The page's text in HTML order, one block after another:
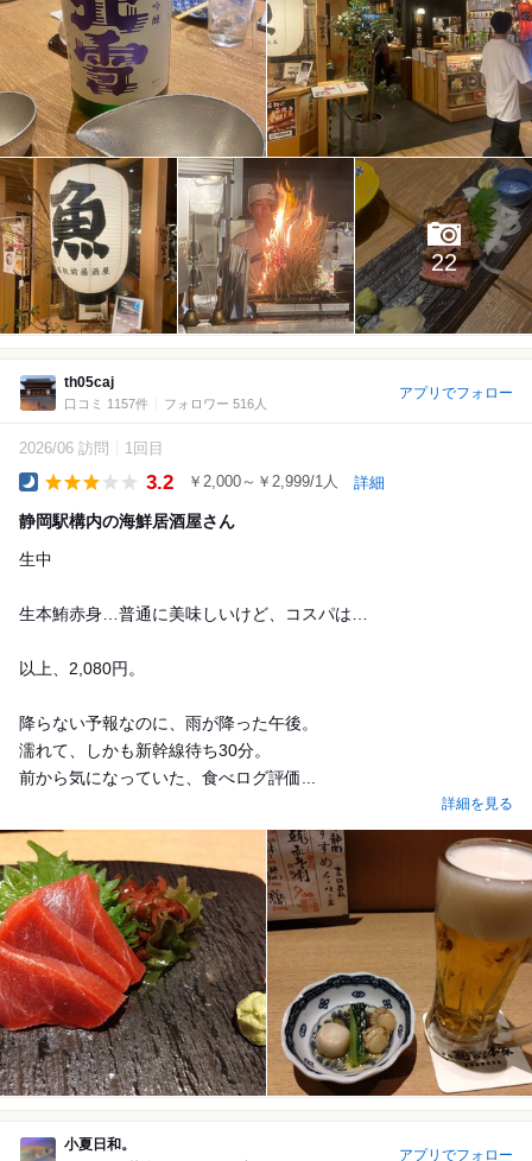
22
th05caj
口コミ 1157件 フォロワー 516人
アプリでフォロー
2026/06 訪問 1回目
3.2 ￥2,000～￥2,999/1人 詳細
静岡駅構内の海鮮居酒屋さん
生中
生本鮪赤身…普通に美味しいけど、コスパは…
以上、2,080円。
降らない予報なのに、雨が降った午後。
濡れて、しかも新幹線待ち30分。
前から気になっていた、食べログ評価...
詳細を見る
小夏日和。
アプリでフォロー